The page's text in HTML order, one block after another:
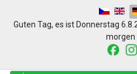
Sprache
Guten Tag, es istDonnerstag
morgen